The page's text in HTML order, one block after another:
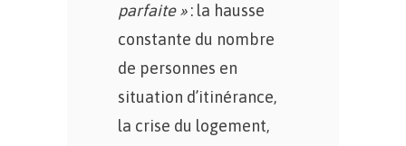
parfaite »: la hausse
constante du nombre
de personnes en
situation d’itinérance,
la crise du logement,